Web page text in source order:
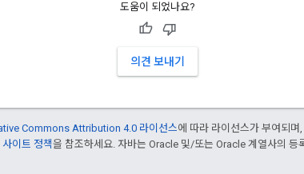
도움이 되었나요?
의견 보내기
Commons Attribution 4.0 라이선스에 따라 라이선스가 부여되며
이트 정책을 참조하세요. 자바는 Oracle 및/또는 Oracle 계열사의 등